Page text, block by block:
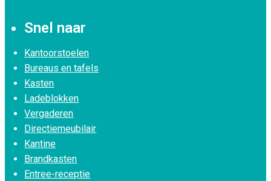
Snel naar
Kantoorstoelen
Bureaus en tafels
Kasten
Ladeblokken
Vergaderen
Directiemeubilair
Kantine
Brandkasten
Entree-receptie